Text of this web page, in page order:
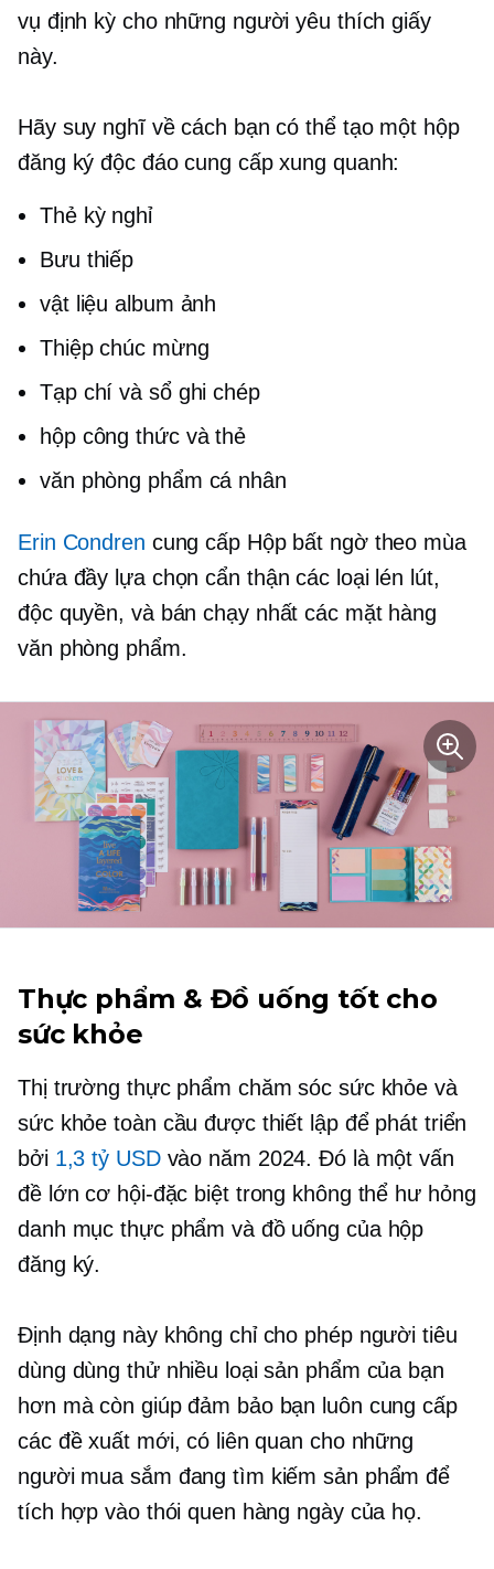
vụ định kỳ cho những người yêu thích giấy
này.
Hãy suy nghĩ về cách bạn có thể tạo một hộp
đăng ký độc đáo cung cấp xung quanh:
Thẻ kỳ nghỉ
Bưu thiếp
vật liệu album ảnh
Thiệp chúc mừng
Tạp chí và sổ ghi chép
hộp công thức và thẻ
văn phòng phẩm cá nhân
Erin Condren cung cấp Hộp bất ngờ theo mùa
chứa đầy lựa chọn cẩn thận các loại lén lút,
độc quyền, và bán chạy nhất các mặt hàng
văn phòng phẩm.
Thực phẩm & Đồ uống tốt cho
sức khỏe
Thị trường thực phẩm chăm sóc sức khỏe và
sức khỏe toàn cầu được thiết lập để phát triển
bởi 1,3 tỷ USDvào năm 2024. Đó là một vấn
đề lớncơ hội-đặc biệttrong không thể hư hỏng
danh mục thực phẩm và đồ uống của hộp
đăng ký.
Định dạng này không chỉ cho phép người tiêu
dùng dùng thử nhiều loại sản phẩm của bạn
hơn mà còn giúp đảm bảo bạn luôn cung cấp
các đề xuất mới, có liên quan cho những
người mua sắm đang tìm kiếm sản phẩm để
tích hợp vào thói quen hàng ngày của họ.